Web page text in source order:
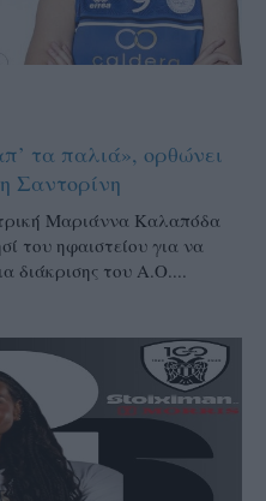
τα παλιά», ορθώνει
Σαντορίνη
Μαριάννα Καλαπόδα
του ηφαιστείου για να
διάκρισης του Α.Ο....